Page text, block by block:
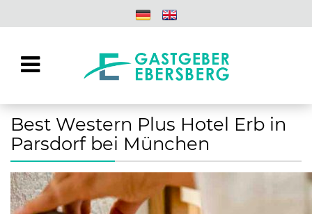
Best Western Plus Hotel Erb in
Parsdorf bei München